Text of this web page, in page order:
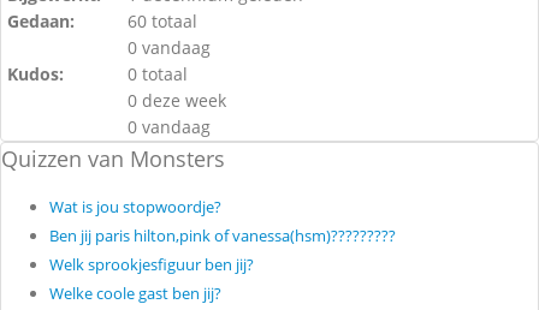
Gedaan:
60 totaal
0 vandaag
Kudos:
0 totaal
0 deze week
0 vandaag
Quizzen van Monsters
Wat is jou stopwoordje?
Ben jij paris hilton,pink of vanessa(hsm)?????????
Welk sprookjesfiguur ben jij?
Welke coole gast ben jij?